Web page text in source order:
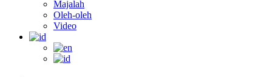
Majalah
Oleh-oleh
Video